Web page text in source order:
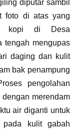
diputar sambil
foto di atas yang
kopi di Desa
tengah mengupas
daging dan kulit
bak penampung
pengolahan
merendam
air diganti untuk
pada kulit gabah